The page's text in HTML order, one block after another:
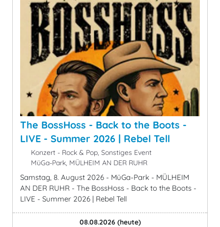
The BossHoss - Back to the Boots -
LIVE - Summer 2026 | Rebel Tell
Konzert - Rock & Pop, Sonstiges Event
MüGa-Park, MÜLHEIM AN DER RUHR
Samstag, 8. August 2026 - MüGa-Park - MÜLHEIM
AN DER RUHR - The BossHoss - Back to the Boots -
LIVE - Summer 2026 | Rebel Tell
08.08.2026 (heute)